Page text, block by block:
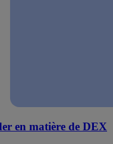
en matière de DEX